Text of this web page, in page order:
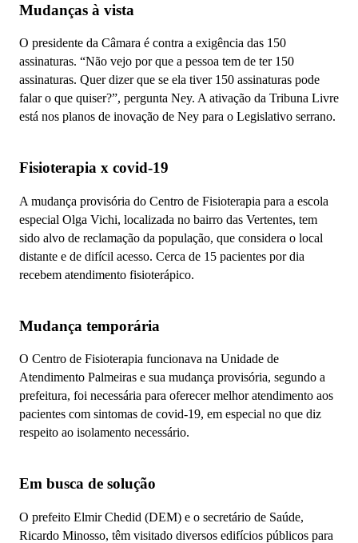
Mudanças à vista
O presidente da Câmara é contra a exigência das 150
assinaturas. “Não vejo por que a pessoa tem de ter 150
assinaturas. Quer dizer que se ela tiver 150 assinaturas pode
falar o que quiser?”, pergunta Ney. A ativação da Tribuna Livre
está nos planos de inovação de Ney para o Legislativo serrano.
Fisioterapia x covid-19
A mudança provisória do Centro de Fisioterapia para a escola
especial Olga Vichi, localizada no bairro das Vertentes, tem
sido alvo de reclamação da população, que considera o local
distante e de difícil acesso. Cerca de 15 pacientes por dia
recebem atendimento fisioterápico.
Mudança temporária
O Centro de Fisioterapia funcionava na Unidade de
Atendimento Palmeiras e sua mudança provisória, segundo a
prefeitura, foi necessária para oferecer melhor atendimento aos
pacientes com sintomas de covid-19, em especial no que diz
respeito ao isolamento necessário.
Em busca de solução
O prefeito Elmir Chedid (DEM) e o secretário de Saúde,
Ricardo Minosso, têm visitado diversos edifícios públicos para